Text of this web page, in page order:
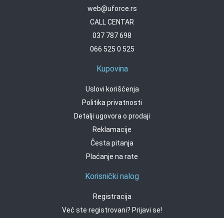
web@uforce.rs
CALL CENTAR
037 787 698
066 525 0 525
Kupovina
Uslovi korišćenja
Politika privatnosti
Detalji ugovora o prodaji
Reklamacije
Česta pitanja
Plaćanje na rate
Korisnički nalog
Registracija
Već ste registrovani? Prijavi se!